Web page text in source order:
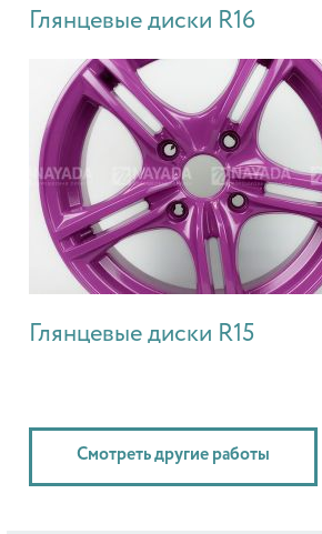
Глянцевые диски R16
Глянцевые диски R15
Смотреть другие работы